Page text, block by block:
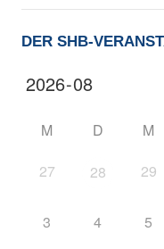
DER SHB-
M D M
27 28 29
3 4 5